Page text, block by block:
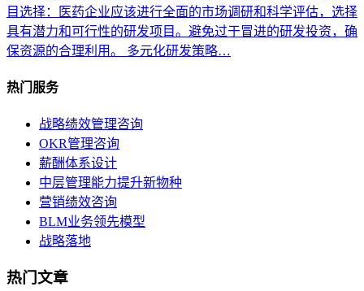
目选择：医药企业应该进行全面的市场调研和科学评估，选择
具有潜力和可行性的研发项目。避免过于冒进的研发投资，确
保资源的合理利用。 多元化研发策略…
热门服务
战略绩效管理咨询
OKR管理咨询
薪酬体系设计
中层管理能力提升新物种
营销绩效咨询
BLM业务领先模型
战略落地
热门文章